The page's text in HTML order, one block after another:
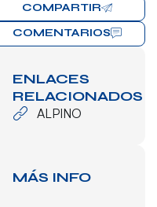
COMPARTIR
COMENTARIOS
ENLACES
RELACIONADOS
ALPINO
MÁS INFO